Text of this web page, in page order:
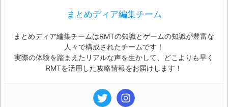
まとめディア編集チーム
まとめディア編集チームはRMTの知識とゲームの知識が豊富な
人々で構成されたチームです！
実際の体験を踏まえたリアルな声を生かして、どこよりも早く
RMTを活用した攻略情報をお届けします！